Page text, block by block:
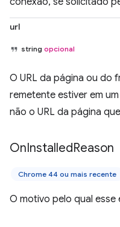
url
string opcional
O URL da página ou do
remetente estiver em
não o URL da página
OnInstalledReason
Chrome 44 ou mais recente
O motivo pelo qual